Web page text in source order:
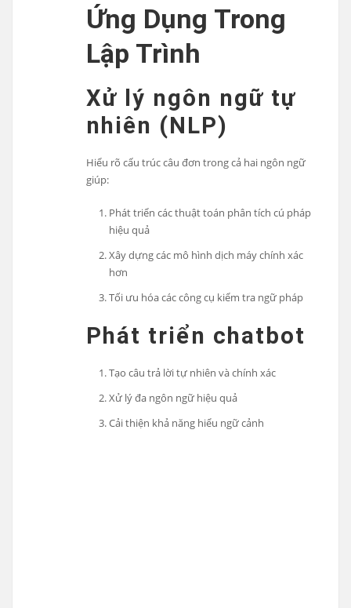
Ứng Dụng Trong
Lập Trình
Xử lý ngôn ngữ tự
nhiên (NLP)
Hiểu rõ cấu trúc câu đơn trong cả hai ngôn ngữ
giúp:
Phát triển các thuật toán phân tích cú pháp
hiệu quả
Xây dựng các mô hình dịch máy chính xác
hơn
Tối ưu hóa các công cụ kiểm tra ngữ pháp
Phát triển chatbot
Tạo câu trả lời tự nhiên và chính xác
Xử lý đa ngôn ngữ hiệu quả
Cải thiện khả năng hiểu ngữ cảnh